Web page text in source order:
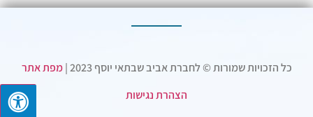
כל הזכויות שמורות © לחברת אביב שבתאי יוסף 2023 |
מפת אתר
הצהרת נגישות